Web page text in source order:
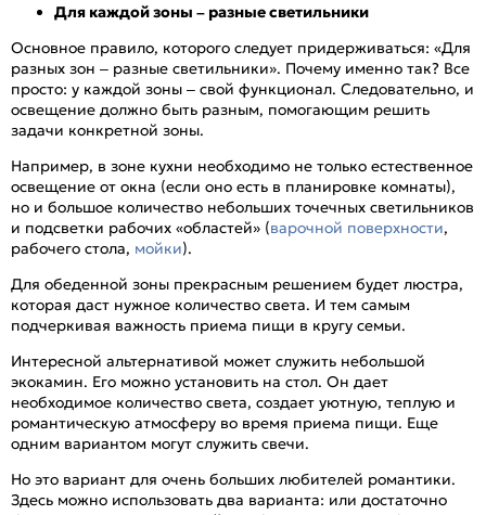
Для каждой зоны – разные светильники
Основное правило, которого следует придерживаться: «Для
разных зон – разные светильники». Почему именно так? Все
просто: у каждой зоны – свой функционал. Следовательно, и
освещение должно быть разным, помогающим решить
задачи конкретной зоны.
Например, в зоне кухни необходимо не только естественное
освещение от окна (если оно есть в планировке комнаты),
но и большое количество небольших точечных светильников
и подсветки рабочих «областей» (варочной поверхности,
рабочего стола, мойки).
Для обеденной зоны прекрасным решением будет люстра,
которая даст нужное количество света. И тем самым
подчеркивая важность приема пищи в кругу семьи.
Интересной альтернативой может служить небольшой
экокамин. Его можно установить на стол. Он дает
необходимое количество света, создает уютную, теплую и
романтическую атмосферу во время приема пищи. Еще
одним вариантом могут служить свечи.
Но это вариант для очень больших любителей романтики.
Здесь можно использовать два варианта: или достаточно